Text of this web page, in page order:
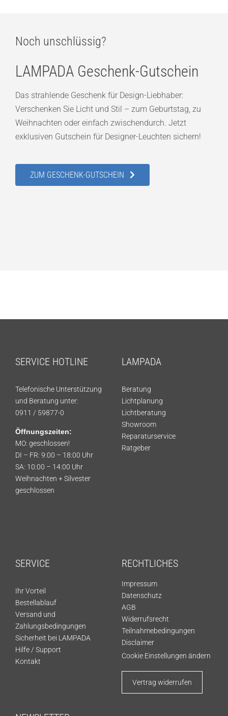
Noch unschlüssig?
LAMPADA Geschenk-Gutschein
Das strahlende Geschenk für Design-Liebhaber:
Verschenken Sie Licht und Stil – zum Geburtstag, zu
Weihnachten oder einfach zwischendurch. Jetzt
exklusiven Gutschein für Designer-Leuchten sichern!
ZUM GESCHENK-GUTSCHEIN
SERVICE HOTLINE
Telefonische Unterstützung
und Beratung unter:
0911 / 59877-0
Öffnungszeiten:
MO: geschlossen!
DI – FR: 9:00 – 18:00 Uhr
SA: 10:00 – 14:00 Uhr
Weihnachten + Silvester
geschlossen
LAMPADA
Beratung
Lichtplanung
Lichtberatung
Showroom
Reparaturservice
Ratgeber
SERVICE
Ihr Vorteil
Bestellablauf
Versand und
Zahlungsbedingungen
Sicherheit bei LAMPADA
Hilfe / Support
Kontakt
RECHTLICHES
Impressum
Datenschutz
AGB
Widerrufsrecht
Teilnahmebedingungen
Disclaimer
Cookie Einstellungen ändern
Vertrag widerrufen